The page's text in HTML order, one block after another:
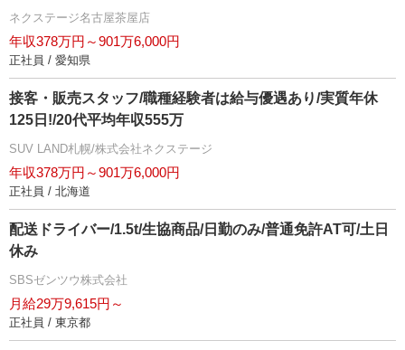
ネクステージ名古屋茶屋店
年収378万円～901万6,000円
正社員 / 愛知県
接客・販売スタッフ/職種経験者は給与優遇あり/実質年休
125日!/20代平均年収555万
SUV LAND札幌/株式会社ネクステージ
年収378万円～901万6,000円
正社員 / 北海道
配送ドライバー/1.5t/生協商品/日勤のみ/普通免許AT可/土日
休み
SBSゼンツウ株式会社
月給29万9,615円～
正社員 / 東京都